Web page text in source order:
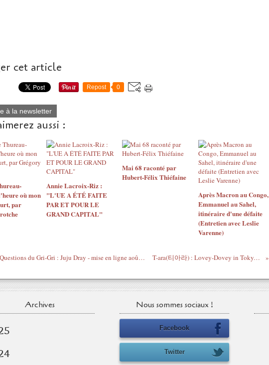
cet article
Repost 0
à la newsletter
aussi :
où mon
par
Annie Lacroix-Riz :
"L'UE A ÉTÉ FAITE
PAR ET POUR LE
GRAND CAPITAL"
Mai 68 raconté par
Hubert-Félix Thiéfaine
Après Macron au Congo,
Emmanuel au Sahel,
itinéraire d'une défaite
(Entretien avec Leslie
Varenne)
Redifs - Questions du Gri-Gri : Juju Dray - mise en ligne août 2010 T-ara(티아라) : Lovey-Dovey in Tokyo MV
Archives Nous sommes sociaux !
Facebook
Twitter